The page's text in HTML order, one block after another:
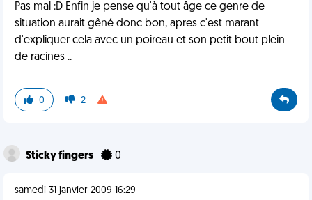
Pas mal :D Enfin je pense qu'à tout âge ce genre de
situation aurait gêné donc bon, apres c'est marant
d'expliquer cela avec un poireau et son petit bout plein
de racines ..
0 2
Sticky fingers 0
samedi 31 janvier 2009 16:29